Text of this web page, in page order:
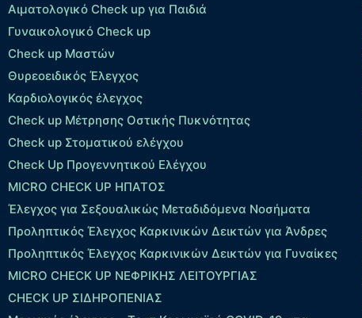
Αιματολογικό Check up για Παιδιά
Γυναικολογικό Check up
Check up Μαστών
Θυρεοειδικός Έλεγχος
Καρδιολογικός έλεγχος
Check up Mέτρησης Οστικής Πυκνότητας
Check up Στοματικού ελέγχου
Check Up Προγεννητικού Ελέγχου
MICRO CHECK UP HΠΑΤΟΣ
Έλεγχος για Σεξουαλικώς Μεταδιδόμενα Νοσήματα
Προληπτικός Έλεγχος Καρκινικών Δεικτών για Άνδρες
Προληπτικός Έλεγχος Καρκινικών Δεικτών για Γυναίκες
MICRO CHECK UP ΝΕΦΡΙΚΗΣ ΛΕΙΤΟΥΡΓΙΑΣ
CHECK UP ΣΙΔΗΡΟΠΕΝΙΑΣ